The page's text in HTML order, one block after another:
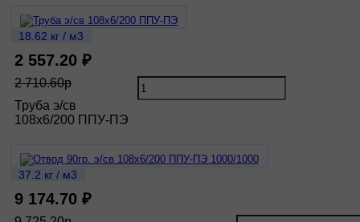
18.62 кг / м3
2 557.20 ₽
2 710.60р
Труба э/св
108х6/200 ППУ-ПЭ
37.2 кг / м3
9 174.70 ₽